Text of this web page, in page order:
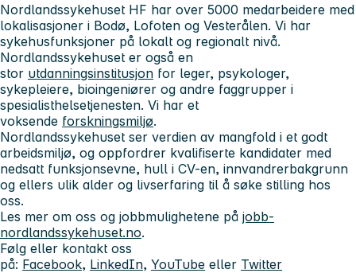
Nordlandssykehuset HF har over 5000 medarbeidere med
lokalisasjoner i Bodø, Lofoten og Vesterålen. Vi har
sykehusfunksjoner på lokalt og regionalt nivå.
Nordlandssykehuset er også en
stor utdanningsinstitusjon for leger, psykologer,
sykepleiere, bioingeniører og andre faggrupper i
spesialisthelsetjenesten. Vi har et
voksende forskningsmiljø.
Nordlandssykehuset ser verdien av mangfold i et godt
arbeidsmiljø, og oppfordrer kvalifiserte kandidater med
nedsatt funksjonsevne, hull i CV-en, innvandrerbakgrunn
og ellers ulik alder og livserfaring til å søke stilling hos
oss.
Les mer om oss og jobbmulighetene på jobb-
nordlandssykehuset.no.
Følg eller kontakt oss
på: Facebook, LinkedIn, YouTube eller Twitter